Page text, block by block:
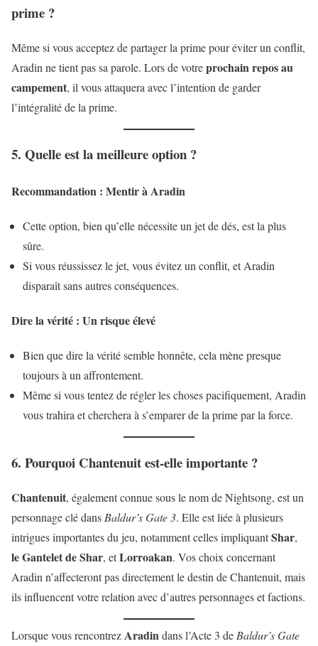
prime ?
Même si vous acceptez de partager la prime pour éviter un conflit,
Aradin ne tient pas sa parole. Lors de votreprochain repos au
campement, il vous attaquera avec l’intention de garder
l’intégralité de la prime.
5. Quelle est la meilleure option ?
Recommandation : Mentir à Aradin
Cette option, bien qu’elle nécessite un jet de dés, est la plus
sûre.
Si vous réussissez le jet, vous évitez un conflit, et Aradin
disparaît sans autres conséquences.
Dire la vérité : Un risque élevé
Bien que dire la vérité semble honnête, cela mène presque
toujours à un affrontement.
Même si vous tentez de régler les choses pacifiquement, Aradin
vous trahira et cherchera à s’emparer de la prime par la force.
6. Pourquoi Chantenuit est-elle importante ?
Chantenuit, également connue sous le nom de Nightsong, est un
personnage clé dans Baldur’s Gate 3. Elle est liée à plusieurs
intrigues importantes du jeu, notamment celles impliquantShar,
le Gantelet de Shar, etLorroakan. Vos choix concernant
Aradin n’affecteront pas directement le destin de Chantenuit, mais
ils influencent votre relation avec d’autres personnages et factions.
Lorsque vous rencontrezAradindans l’Acte 3 de Baldur’s Gate